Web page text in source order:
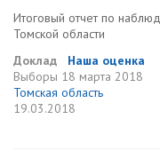
Итоговый отчет по
Томской области
Доклад
Наша оценка
Выборы 18 марта 2018
Томская область
19.03.2018